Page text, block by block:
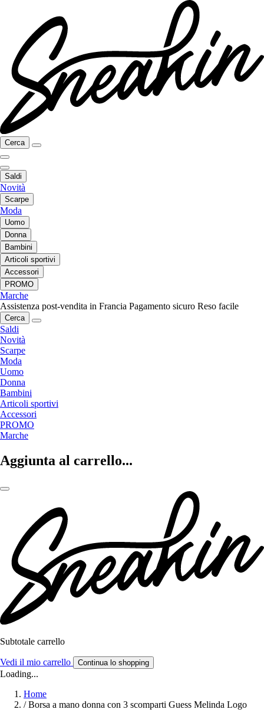
Cerca
Saldi
Novità
Scarpe
Moda
Uomo
Donna
Bambini
Articoli sportivi
Accessori
PROMO
Marche
Assistenza post-vendita in Francia Pagamento sicuro Reso facile
Cerca
Saldi
Novità
Scarpe
Moda
Uomo
Donna
Bambini
Articoli sportivi
Accessori
PROMO
Marche
Aggiunta al carrello...
Subtotale carrello
Vedi il mio carrello Continua lo shopping
Loading...
Home
/ Borsa a mano donna con 3 scomparti Guess Melinda Logo